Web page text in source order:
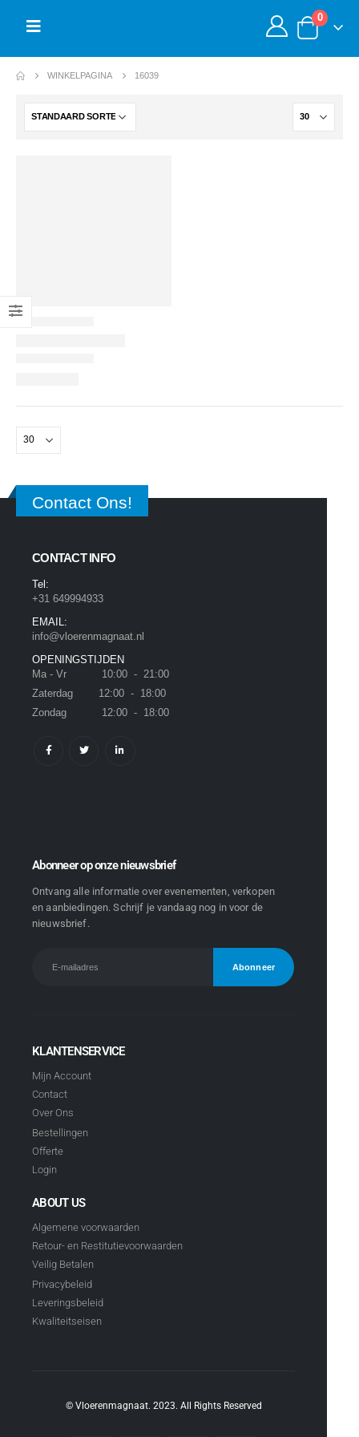
0
WINKELPAGINA 16039
Contact Ons!
CONTACT INFO
Tel:
+31 649994933
EMAIL:
info@vloerenmagnaat.nl
OPENINGSTIJDEN
Ma - Vr 10:00 - 21:00
Zaterdag 12:00 - 18:00
Zondag 12:00 - 18:00
Abonneer op onze nieuwsbrief
Ontvang alle informatie over evenementen, verkopen
en aanbiedingen. Schrijf je vandaag nog in voor de
nieuwsbrief.
KLANTENSERVICE
Mijn Account
Contact
Over Ons
Bestellingen
Offerte
Login
ABOUT US
Algemene voorwaarden
Retour- en Restitutievoorwaarden
Veilig Betalen
Privacybeleid
Leveringsbeleid
Kwaliteitseisen
© Vloerenmagnaat. 2023. All Rights Reserved